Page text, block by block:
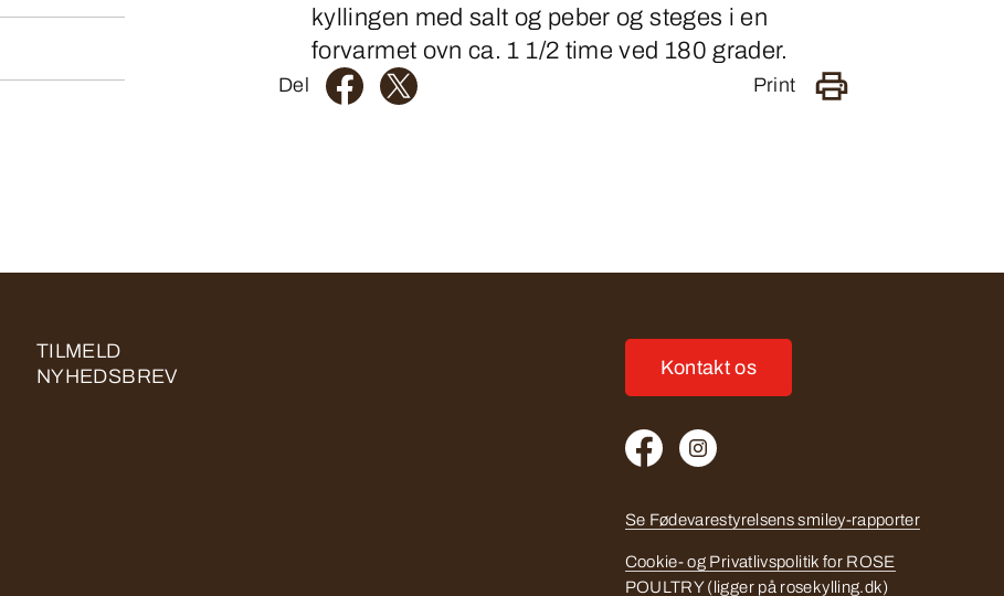
kyllingen med salt og peber og steges i en
forvarmet ovn ca. 1 1/2 time ved 180 grader.
Del Print
TILMELD
NYHEDSBREV
Kontakt os
Se Fødevarestyrelsens smiley-rapporter
Cookie- og Privatlivspolitik for ROSE
POULTRY (ligger på rosekylling.dk)